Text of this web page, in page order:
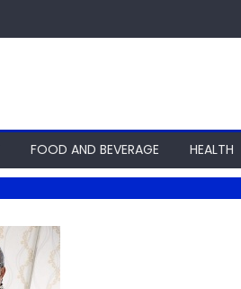
FOOD AND BEVERAGE HEALTH